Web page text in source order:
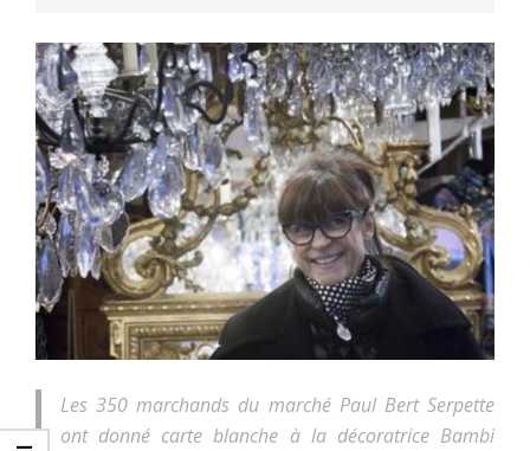
Les 350 marchands du marché Paul Bert Serpette
ont donné carte blanche à la décoratrice Bambi